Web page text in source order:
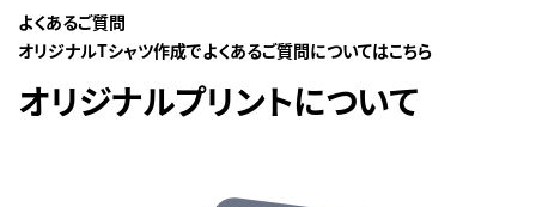
よくあるご質問
オリジナルTシャツ作成でよくあるご質問についてはこちら
オリジナルプリントについて